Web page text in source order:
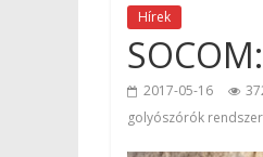
Hírek
2017-05-16
golyószórók